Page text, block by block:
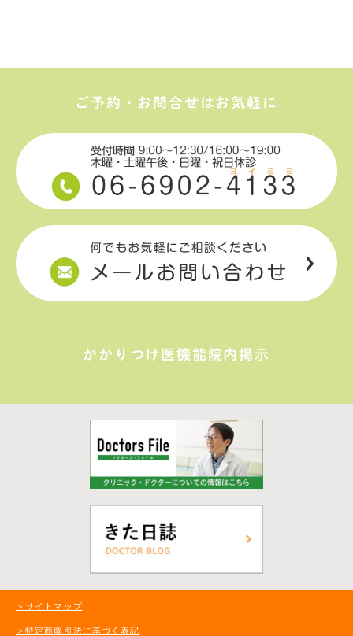
ご予約・お問合せはお気軽に
かかりつけ医機能院内掲示
＞サイトマップ
＞特定商取引法に基づく表記